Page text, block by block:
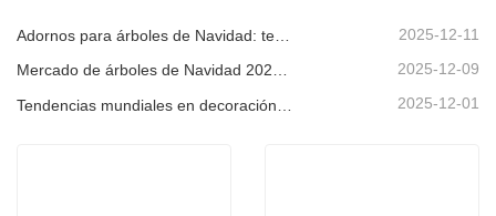
2025-12-11
Mercado de árboles de Navidad 2025: Tendencias, tecnologías y guía de compras para compradores B2B 2025-12-09
2025-12-01